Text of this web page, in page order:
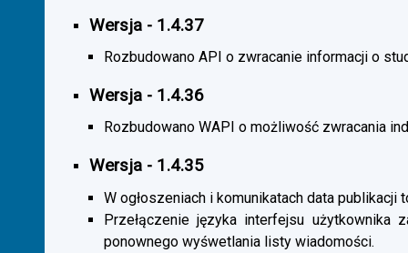
Wersja - 1.4.37
Rozbudowano API o zwracanie informacji o
Wersja - 1.4.36
Rozbudowano WAPI o możliwość zwracania
Wersja - 1.4.35
W ogłoszeniach i komunikatach data
Przełączenie języka interfejsu użytkownika
ponownego wyśwetlania listy wiadomości.